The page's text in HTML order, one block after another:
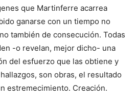
que Martinferre acarrea
ganarse con un tiempo no
también de consecución. Todas
-o revelan, mejor dicho- una
del esfuerzo que las obtiene y
son obras, el resultado
estremecimiento. Creación.